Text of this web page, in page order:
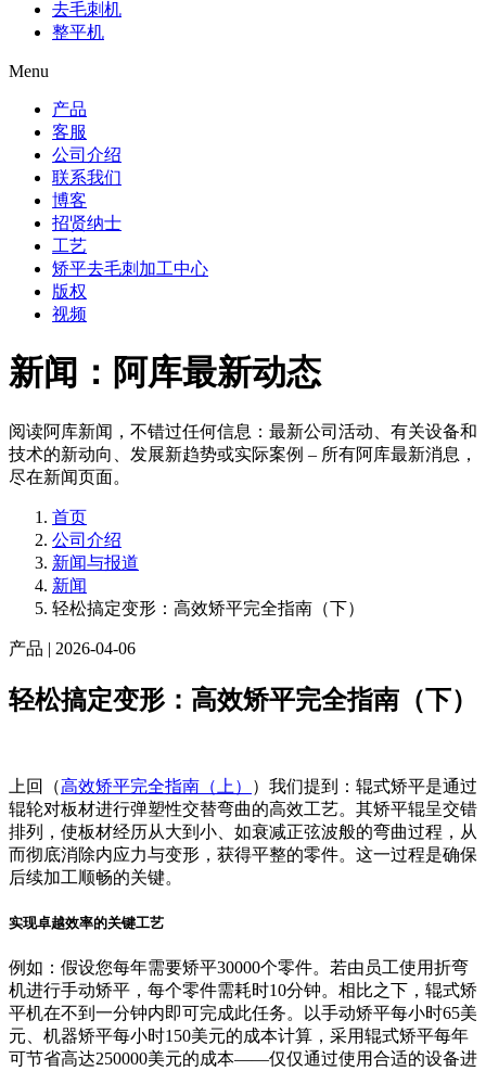
去毛刺机
整平机
Menu
产品
客服
公司介绍
联系我们
博客
招贤纳士
工艺
矫平去毛刺加工中心
版权
视频
新闻：阿库最新动态
阅读阿库新闻，不错过任何信息：最新公司活动、有关设备和
技术的新动向、发展新趋势或实际案例 – 所有阿库最新消息，
尽在新闻页面。
首页
公司介绍
新闻与报道
新闻
轻松搞定变形：高效矫平完全指南（下）
产品 | 2026-04-06
轻松搞定变形：高效矫平完全指南（下）
上回（高效矫平完全指南（上）
）我们提到：辊式矫平是通过
辊轮对板材进行弹塑性交替弯曲的高效工艺。其矫平辊呈交错
排列，使板材经历从大到小、如衰减正弦波般的弯曲过程，从
而彻底消除内应力与变形，获得平整的零件。这一过程是确保
后续加工顺畅的关键。
实现卓越效率的关键工艺
例如：假设您每年需要矫平30000个零件。若由员工使用折弯
机进行手动矫平，每个零件需耗时10分钟。相比之下，辊式矫
平机在不到一分钟内即可完成此任务。以手动矫平每小时65美
元、机器矫平每小时150美元的成本计算，采用辊式矫平每年
可节省高达250000美元的成本——仅仅通过使用合适的设备进